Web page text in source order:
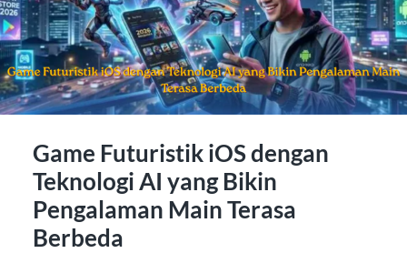
Game Futuristik iOS dengan
Teknologi AI yang Bikin
Pengalaman Main Terasa
Berbeda